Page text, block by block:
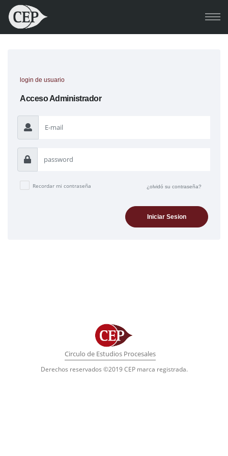
login de usuario
Acceso Administrador
Recordar mi contraseña ¿olvidó su contraseña?
Iniciar Sesion
Derechos reservados ©2019 CEP marca registrada.
Circulo de Estudios Procesales